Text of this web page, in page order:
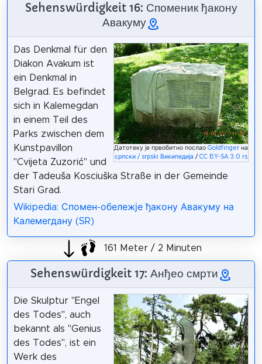
Sehenswürdigkeit 16: Споменик ђакону
Авакуму
Датотеку је првобитно послаоGoldfinger на
српски / srpski Википедија /CC BY-SA 3.0 rs
Das Denkmal für den
Diakon Avakum ist
ein Denkmal in
Belgrad. Es befindet
sich in Kalemegdan
in einem Teil des
Parks zwischen dem
Kunstpavillon
"Cvijeta Zuzorić" und
der Tadeuša Kosciuška Straße in der Gemeinde
Stari Grad.
Wikipedia: Спомен-обележје ђакону Авакуму на
Калемегдану (SR)
161 Meter / 2 Minuten
Sehenswürdigkeit 17: Анђео смрти
Die Skulptur "Engel
des Todes", auch
bekannt als "Genius
des Todes", ist ein
Werk des